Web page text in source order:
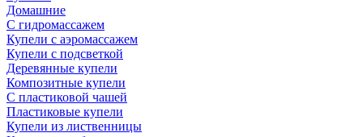
Домашние
С гидромассажем
Купели с аэромассажем
Купели с подсветкой
Деревянные купели
Композитные купели
С пластиковой чашей
Пластиковые купели
Купели из лиственницы